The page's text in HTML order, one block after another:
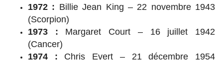
1972 : Billie Jean King – 22 novembre 1943
(Scorpion)
1973 : Margaret Court – 16 juillet 1942
(Cancer)
1974 : Chris Evert – 21 décembre 1954